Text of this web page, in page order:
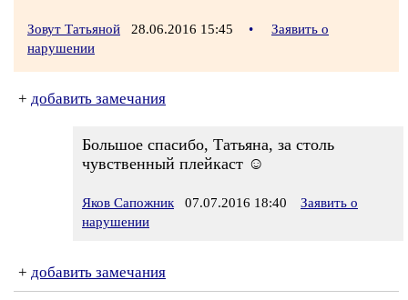
Зовут Татьяной 28.06.2016 15:45 •
Заявить о
нарушении
+ добавить замечания
Большое спасибо, Татьяна, за столь
чувственный плейкаст ☺
Яков Сапожник 07.07.2016 18:40
Заявить о
нарушении
+ добавить замечания